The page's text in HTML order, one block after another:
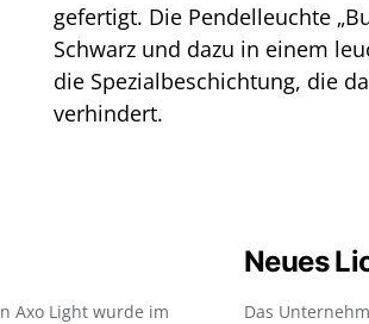
gefertigt. Die Pendelleuchte
Schwarz und dazu in einem
die Spezialbeschichtung, die
verhindert.
Axo Light wurde im
Neues
Das